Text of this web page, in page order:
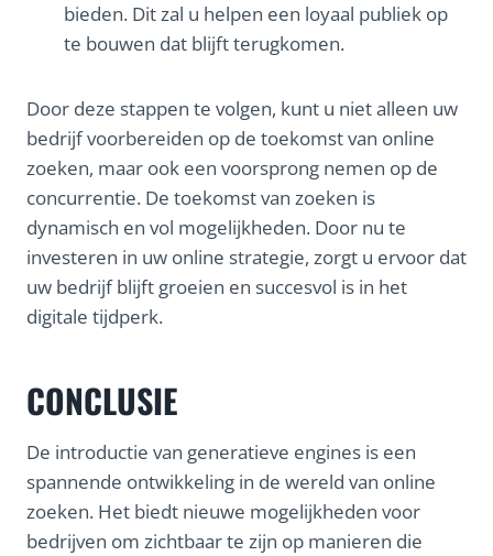
bieden. Dit zal u helpen een loyaal publiek op
te bouwen dat blijft terugkomen.
Door deze stappen te volgen, kunt u niet alleen uw
bedrijf voorbereiden op de toekomst van online
zoeken, maar ook een voorsprong nemen op de
concurrentie. De toekomst van zoeken is
dynamisch en vol mogelijkheden. Door nu te
investeren in uw online strategie, zorgt u ervoor dat
uw bedrijf blijft groeien en succesvol is in het
digitale tijdperk.
CONCLUSIE
De introductie van generatieve engines is een
spannende ontwikkeling in de wereld van online
zoeken. Het biedt nieuwe mogelijkheden voor
bedrijven om zichtbaar te zijn op manieren die